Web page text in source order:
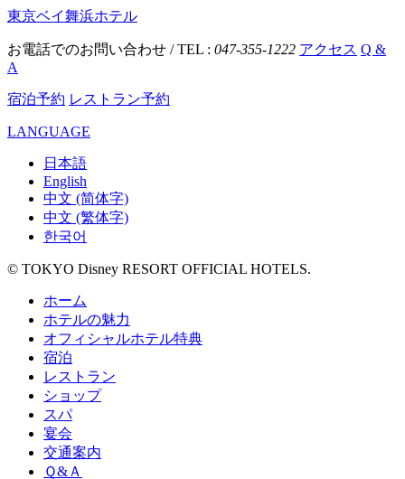
東京ベイ舞浜ホテル
お電話でのお問い合わせ / TEL : 047-355-1222 アクセス Q &
A
宿泊予約 レストラン予約
LANGUAGE
日本語
English
中文 (简体字)
中文 (繁体字)
한국어
© TOKYO Disney RESORT OFFICIAL HOTELS.
ホーム
ホテルの魅力
オフィシャルホテル特典
宿泊
レストラン
ショップ
スパ
宴会
交通案内
Ｑ&Ａ